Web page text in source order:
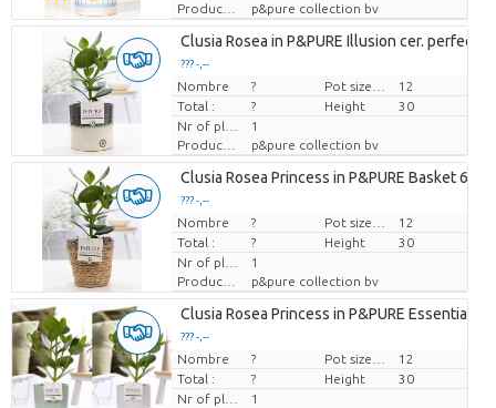
Producteur
p&pure collection bv
Clusia Rosea in P&PURE Illusion cer. perfectly
??? -,--
Prix par pièce
Nombre ?
12
Total :
? Height
30
1
Producteur
p&pure collection bv
Clusia Rosea Princess in P&PURE Basket 6
??? -,--
Prix par pièce
Nombre ?
12
Total :
? Height
30
1
Producteur
p&pure collection bv
Clusia Rosea Princess in P&PURE Essential
??? -,--
Prix par pièce
Nombre ?
12
Total :
? Height
30
1